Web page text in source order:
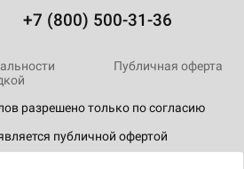
+7 (800) 500-31-36
разрешено только по согласию
публичной офертой
Публичная оферта